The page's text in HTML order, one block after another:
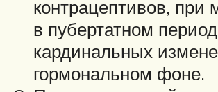
контрацептивов, при
в пубертатном
кардинальных
гормональном фоне.